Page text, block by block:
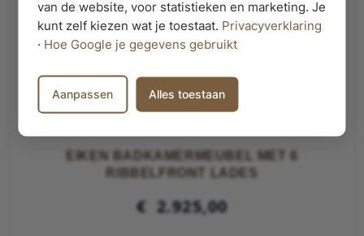
EIKEN BADKAMERMEUBEL MET 6
RIBBELFRONT LADES
€ 2.925,00
van de website, voor statistieken en marketing. Je
kunt zelf kiezen wat je toestaat. Privacyverklaring
· Hoe Google je gegevens gebruikt
Aanpassen Alles toestaan